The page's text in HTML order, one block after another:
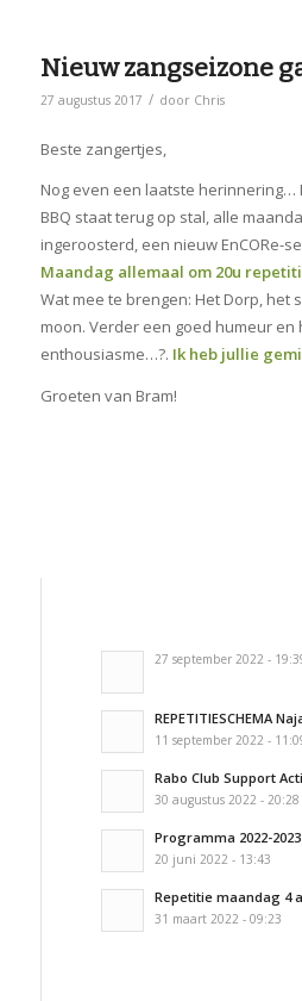
Nieuw zangseizone
27 augustus 2017 / door Chris
Beste zangertjes,
Nog even een laatste herinnering…
BBQ staat terug op stal, alle
ingeroosterd, een nieuw EnCORe-
Maandag allemaal om 20u
Wat mee te brengen: Het Dorp, het
moon. Verder een goed humeur en
enthousiasme…?. Ik heb jullie
Groeten van Bram!
27 september 2022 -
REPETITIESCHEMA
11 september 2022 -
Rabo Club Support
30 augustus 2022 - 20:28
Programma 2022-2023
20 juni 2022 - 13:43
Repetitie maandag 4
31 maart 2022 - 09:23